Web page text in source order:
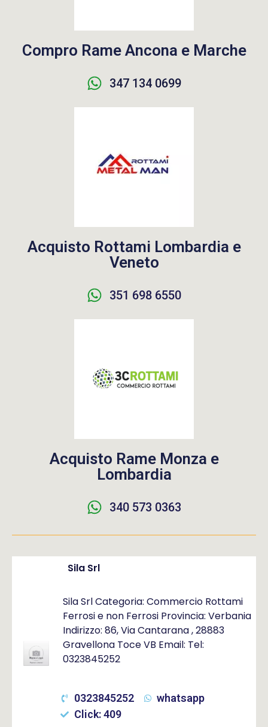
Compro Rame Ancona e Marche
347 134 0699
Acquisto Rottami Lombardia e
Veneto
351 698 6550
Acquisto Rame Monza e
Lombardia
340 573 0363
Sila Srl
Sila Srl Categoria: Commercio Rottami
Ferrosi e non Ferrosi Provincia: Verbania
Indirizzo: 86, Via Cantarana , 28883
Gravellona Toce VB Email: Tel:
0323845252
0323845252
whatsapp
Click: 409